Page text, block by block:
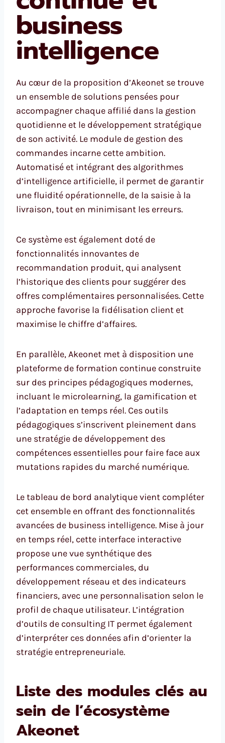
business
intelligence
Au cœur de la proposition d’Akeonet se trouve
un ensemble de solutions pensées pour
accompagner chaque affilié dans la gestion
quotidienne et le développement stratégique
de son activité. Le module de gestion des
commandes incarne cette ambition.
Automatisé et intégrant des algorithmes
d’intelligence artificielle, il permet de garantir
une fluidité opérationnelle, de la saisie à la
livraison, tout en minimisant les erreurs.
Ce système est également doté de
fonctionnalités innovantes de
recommandation produit, qui analysent
l’historique des clients pour suggérer des
offres complémentaires personnalisées. Cette
approche favorise la fidélisation client et
maximise le chiffre d’affaires.
En parallèle, Akeonet met à disposition une
plateforme de formation continue construite
sur des principes pédagogiques modernes,
incluant le microlearning, la gamification et
l’adaptation en temps réel. Ces outils
pédagogiques s’inscrivent pleinement dans
une stratégie de développement des
compétences essentielles pour faire face aux
mutations rapides du marché numérique.
Le tableau de bord analytique vient compléter
cet ensemble en offrant des fonctionnalités
avancées de business intelligence. Mise à jour
en temps réel, cette interface interactive
propose une vue synthétique des
performances commerciales, du
développement réseau et des indicateurs
financiers, avec une personnalisation selon le
profil de chaque utilisateur. L’intégration
d’outils de consulting IT permet également
d’interpréter ces données afin d’orienter la
stratégie entrepreneuriale.
Liste des modules clés au
sein de l’écosystème
Akeonet